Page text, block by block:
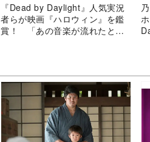
『Dead by Daylight』人気実況
者らが映画『ハロウィン』を鑑
賞！ 「あの音楽が流れたとき